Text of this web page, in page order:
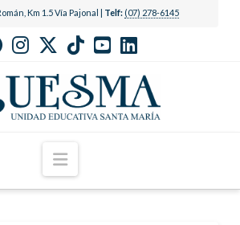
Km 1.5 Vía Pajonal | Telf: (07) 278-6145
Navigation